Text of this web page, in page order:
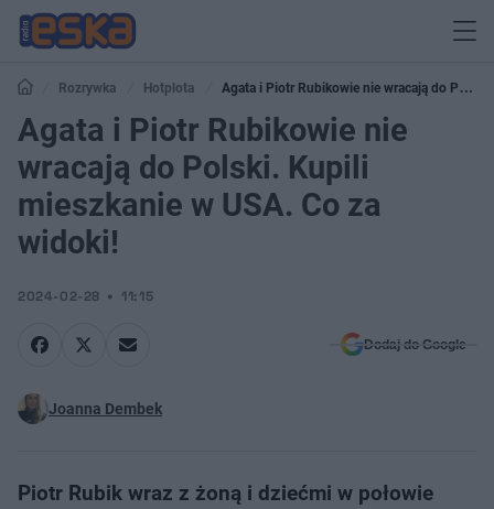
Rozrywka Hotplota
Agata i Piotr Rubikowie nie wracają do Polski.
Kupili mieszkanie w USA. Co za widoki!
Agata i Piotr Rubikowie nie
wracają do Polski. Kupili
mieszkanie w USA. Co za
widoki!
2024-02-28 11:15
Dodaj do Google
Joanna Dembek
Piotr Rubik wraz z żoną i dziećmi w połowie